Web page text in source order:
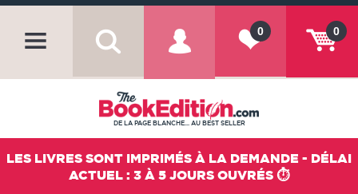
0
0
DE LA PAGE BLANCHE... AU BEST SELLER
LES LIVRES SONT IMPRIMÉS À LA DEMANDE - DÉLAI
ACTUEL : 3 À 5 JOURS OUVRÉS ⏱️